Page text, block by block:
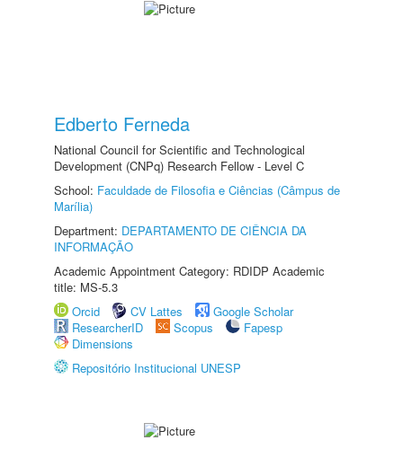
Edberto Ferneda
National Council for Scientific and Technological
Development (CNPq) Research Fellow - Level C
School: Faculdade de Filosofia e Ciências (Câmpus de
Marília)
Department: DEPARTAMENTO DE CIÊNCIA DA
INFORMAÇÃO
Academic Appointment Category: RDIDP Academic
title: MS-5.3
Orcid
CV Lattes
Google Scholar
ResearcherID
Scopus
Fapesp
Dimensions
Repositório Institucional UNESP